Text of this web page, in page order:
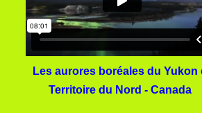
Les aurores boréales du Yukon
Territoire du Nord - Canada